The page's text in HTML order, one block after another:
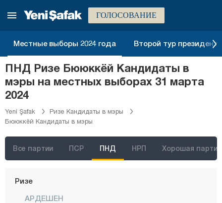
ГОЛОСОВАНИЕ
Местные выборы 2024 года Второй тур
ПНД Ризе Бююккёй Кандидаты в
мэры на местных выборах 31 марта
2024
Yeni Şafak
Ризе Кандидаты в мэры
Бююккёй Кандидаты в мэры
Все партии ПСР ПНД НРП Хорошая партия
Маниса
Мерсин
Мугла
Муш
Невшехир
Нигде
Османие
Ризе
АРДЕШЕН